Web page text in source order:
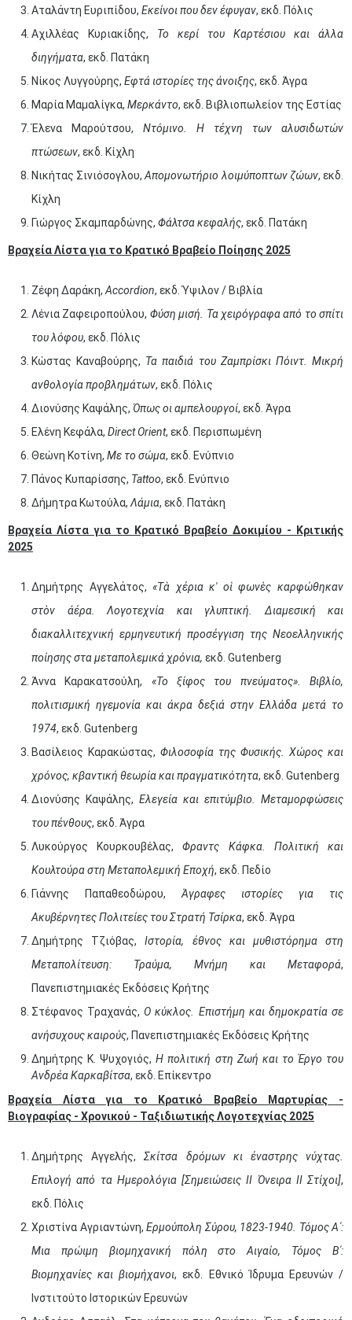
Αταλάντη Ευριπίδου, Εκείνοι που δεν έφυγαν, εκδ. Πόλις
Αχιλλέας Κυριακίδης, Το κερί του Καρτέσιου και άλλα
διηγήματα, εκδ. Πατάκη
Νίκος Λυγγούρης, Εφτά ιστορίες της άνοιξης, εκδ. Άγρα
Μαρία Μαμαλίγκα, Μερκάντο, εκδ. Βιβλιοπωλείον της Εστίας
Έλενα Μαρούτσου, Ντόμινο. Η τέχνη των αλυσιδωτών
πτώσεων, εκδ. Κίχλη
Νικήτας Σινιόσογλου, Απομονωτήριο λοιμύποπτων ζώων, εκδ.
Κίχλη
Γιώργος Σκαμπαρδώνης, Φάλτσα κεφαλής, εκδ. Πατάκη
Βραχεία Λίστα για το Κρατικό Βραβείο Ποίησης 2025
Ζέφη Δαράκη, Accordion, εκδ. Ύψιλον / Βιβλία
Λένια Ζαφειροπούλου, Φύση μισή. Τα χειρόγραφα από το σπίτι
του λόφου, εκδ. Πόλις
Κώστας Καναβούρης, Τα παιδιά του Ζαμπρίσκι Πόιντ. Μικρή
ανθολογία προβλημάτων, εκδ. Πόλις
Διονύσης Καψάλης, Όπως οι αμπελουργοί, εκδ. Άγρα
Ελένη Κεφάλα, Direct Orient, εκδ. Περισπωμένη
Θεώνη Κοτίνη, Με το σώμα, εκδ. Ενύπνιο
Πάνος Κυπαρίσσης, Tattoo, εκδ. Ενύπνιο
Δήμητρα Κωτούλα, Λάμια, εκδ. Πατάκη
Βραχεία Λίστα για το Κρατικό Βραβείο Δοκιμίου - Κριτικής
2025
Δημήτρης Αγγελάτος,«Τὰ χέρια κ' οἱ φωνὲς καρφώθηκαν
στὸν ἀέρα. Λογοτεχνία και γλυπτική. Διαμεσική και
διακαλλιτεχνική ερμηνευτική προσέγγιση της Νεοελληνικής
ποίησης στα μεταπολεμικά χρόνια, εκδ. Gutenberg
Άννα Καρακατσούλη, «Το ξίφος του πνεύματος». Βιβλίο,
πολιτισμική ηγεμονία και άκρα δεξιά στην Ελλάδα μετά το
1974, εκδ. Gutenberg
Βασίλειος Καρακώστας, Φιλοσοφία της Φυσικής. Χώρος και
χρόνος, κβαντική θεωρία και πραγματικότητα, εκδ. Gutenberg
Διονύσης Καψάλης, Ελεγεία και επιτύμβιο. Μεταμορφώσεις
του πένθους, εκδ. Άγρα
Λυκούργος Κουρκουβέλας,Φραντς Κάφκα. Πολιτική και
Κουλτούρα στη Μεταπολεμική Εποχή, εκδ. Πεδίο
Γιάννης Παπαθεοδώρου, Άγραφες ιστορίες για τις
Ακυβέρνητες Πολιτείες του Στρατή Τσίρκα, εκδ. Άγρα
Δημήτρης Τζιόβας,Ιστορία, έθνος και μυθιστόρημα στη
Μεταπολίτευση: Τραύμα, Μνήμη και Μεταφορά,
Πανεπιστημιακές Εκδόσεις Κρήτης
Στέφανος Τραχανάς,Ο κύκλος. Επιστήμη και δημοκρατία σε
ανήσυχους καιρούς, Πανεπιστημιακές Εκδόσεις Κρήτης
Δημήτρης Κ. Ψυχογιός,Η πολιτική στη Ζωή και το Έργο του
Ανδρέα Καρκαβίτσα, εκδ. Επίκεντρο
Βραχεία Λίστα για το Κρατικό Βραβείο Μαρτυρίας -
Bιογραφίας - Χρονικού - Ταξιδιωτικής Λογοτεχνίας 2025
Δημήτρης Αγγελής,Σκίτσα δρόμων κι έναστρης νύχτας.
Επιλογή από τα Ημερολόγια [Σημειώσεις ΙΙ Όνειρα ΙΙ Στίχοι],
εκδ. Πόλις
Χριστίνα Αγριαντώνη, Ερμούπολη Σύρου, 1823-1940. Τόμος Α΄:
Μια πρώιμη βιομηχανική πόλη στο Αιγαίο, Τόμος Β΄:
Βιομηχανίες και βιομήχανοι, εκδ. Εθνικό Ίδρυμα Ερευνών /
Ινστιτούτο Ιστορικών Ερευνών